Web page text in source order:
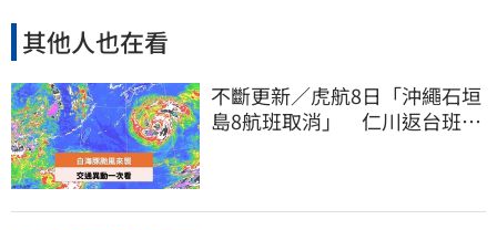
其他人也在看
不斷更新／虎航8日「沖繩石垣
島8航班取消」 仁川返台班機